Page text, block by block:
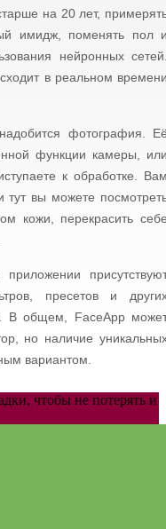
на 20 лет,
имидж, поменять пол
нейронных
в реальном
фотография.
функции камеры,
к обработке.
тут вы можете
кожи, перекрасить
пресетов и
В общем, FaceApp
но наличие
вариантом.
чтобы не потерять и